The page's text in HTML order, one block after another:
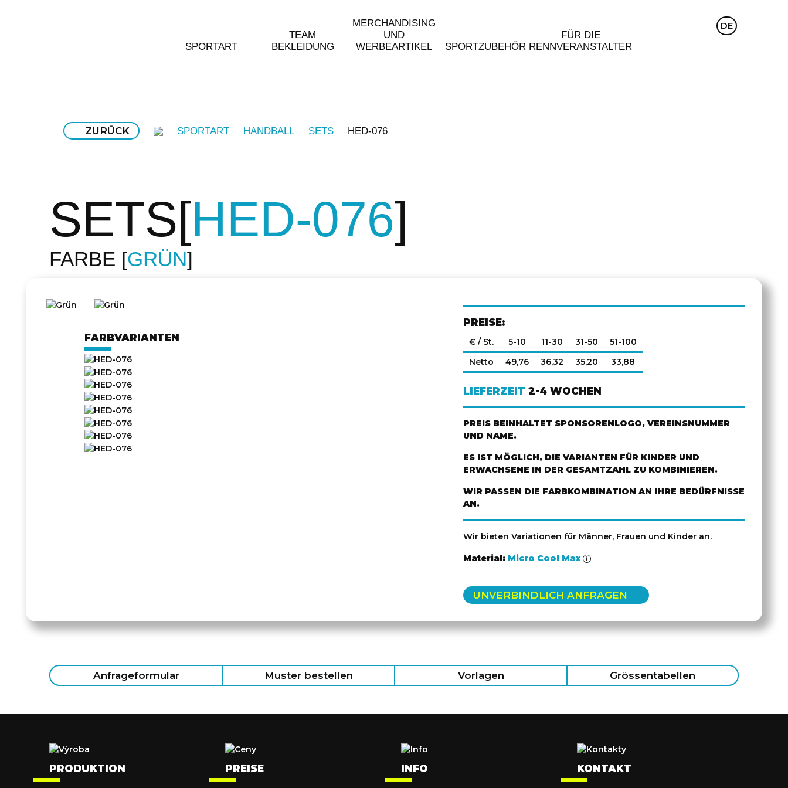
SPORTART
TEAM
BEKLEIDUNG
MERCHANDISING
UND
WERBEARTIKEL
SPORTZUBEHÖR
FÜR DIE
RENNVERANSTALTER
CZ
DE
ZURÜCK SPORTART HANDBALL SETS HED-076
SETS HED-076
FARBE GRÜN
FARBVARIANTEN
PREISE:
€ / St. 5-10 11-30 31-50
51-100
Netto
49,76 36,32 35,20 33,88
LIEFERZEIT 2-4 WOCHEN
PREIS BEINHALTET SPONSORENLOGO, VEREINSNUMMER
UND NAME.
ES IST MÖGLICH, DIE VARIANTEN FÜR KINDER UND
ERWACHSENE IN DER GESAMTZAHL ZU KOMBINIEREN.
WIR PASSEN DIE FARBKOMBINATION AN IHRE BEDÜRFNISSE
AN.
Wir bieten Variationen für Männer, Frauen und Kinder an.
Material: Micro Cool Max
UNVERBINDLICH ANFRAGEN
Anfrageformular Muster bestellen Vorlagen Grössentabellen
PRODUKTION PREISE INFO KONTAKT